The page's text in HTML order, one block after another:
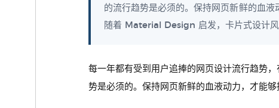
的流行趋势是必须的。保持网页新鲜的血
随着 Material Design 启发，卡片式设计风
每一年都有受到用户追捧的网页设计流行趋势
势是必须的。保持网页新鲜的血液动力，才能